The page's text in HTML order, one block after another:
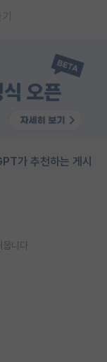
가 추천하는 게시
니다